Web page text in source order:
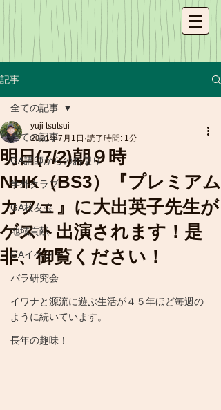
記事
全ての記事
GA講師からのお便り
学外クラブ
GA校友会
地域貢献
GAイベント
バラ研究会
イワナと源流に遊ぶ生活が４５年ほど毎週の
ように続いています。
長年の趣味！
全ての記事
明日(7/2)朝９時
NHK（BS3）『プレミアム
カフェ』に大出英子先生が
ゲスト出演されます！是
非、御覧ください！
yuji tsutsui
2021年7月1日 読了時間: 1分